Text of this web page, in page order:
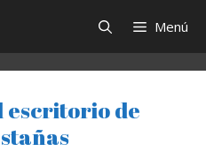
Menú
escritorio de